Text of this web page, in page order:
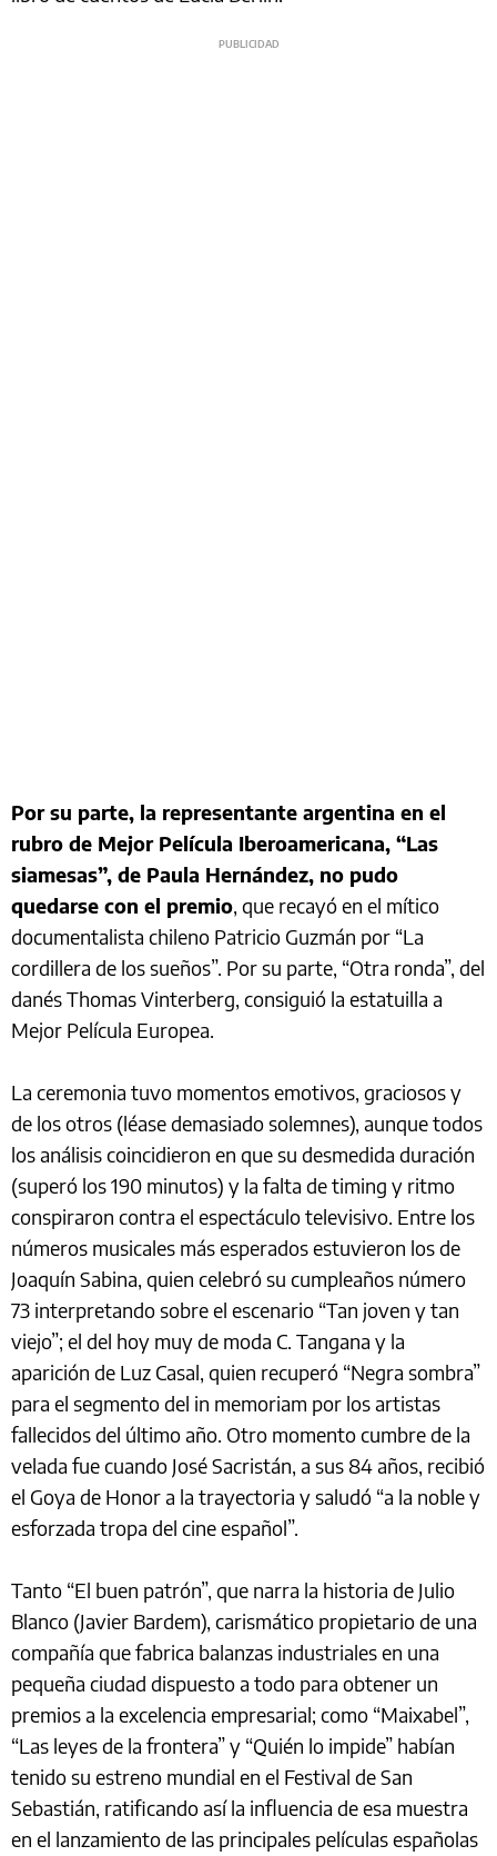
Por su parte, la representante argentina en el
rubro de Mejor Película Iberoamericana, “Las
siamesas”, de Paula Hernández, no pudo
quedarse con el premio, que recayó en el mítico
documentalista chileno Patricio Guzmán por “La
cordillera de los sueños”. Por su parte, “Otra ronda”, del
danés Thomas Vinterberg, consiguió la estatuilla a
Mejor Película Europea.
La ceremonia tuvo momentos emotivos, graciosos y
de los otros (léase demasiado solemnes), aunque todos
los análisis coincidieron en que su desmedida duración
(superó los 190 minutos) y la falta de timing y ritmo
conspiraron contra el espectáculo televisivo. Entre los
números musicales más esperados estuvieron los de
Joaquín Sabina, quien celebró su cumpleaños número
73 interpretando sobre el escenario “Tan joven y tan
viejo”; el del hoy muy de moda C. Tangana y la
aparición de Luz Casal, quien recuperó “Negra sombra”
para el segmento del in memoriam por los artistas
fallecidos del último año. Otro momento cumbre de la
velada fue cuando José Sacristán, a sus 84 años, recibió
el Goya de Honor a la trayectoria y saludó “a la noble y
esforzada tropa del cine español”.
Tanto “El buen patrón”, que narra la historia de Julio
Blanco (Javier Bardem), carismático propietario de una
compañía que fabrica balanzas industriales en una
pequeña ciudad dispuesto a todo para obtener un
premios a la excelencia empresarial; como “Maixabel”,
“Las leyes de la frontera” y “Quién lo impide” habían
tenido su estreno mundial en el Festival de San
Sebastián, ratificando así la influencia de esa muestra
en el lanzamiento de las principales películas españolas